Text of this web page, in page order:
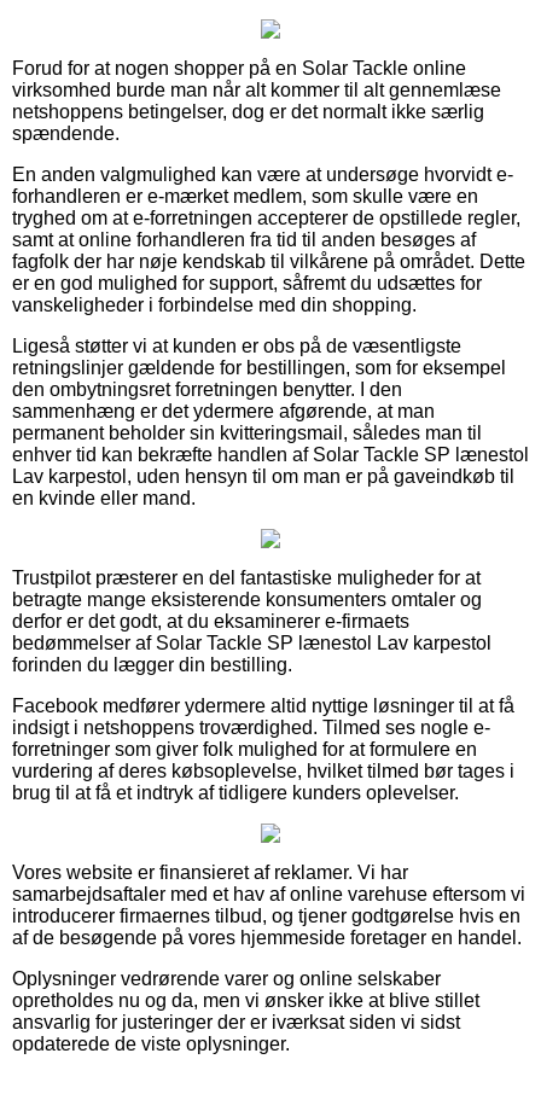
Forud for at nogen shopper på en Solar Tackle online
virksomhed burde man når alt kommer til alt gennemlæse
netshoppens betingelser, dog er det normalt ikke særlig
spændende.
En anden valgmulighed kan være at undersøge hvorvidt e-
forhandleren er e-mærket medlem, som skulle være en
tryghed om at e-forretningen accepterer de opstillede regler,
samt at online forhandleren fra tid til anden besøges af
fagfolk der har nøje kendskab til vilkårene på området. Dette
er en god mulighed for support, såfremt du udsættes for
vanskeligheder i forbindelse med din shopping.
Ligeså støtter vi at kunden er obs på de væsentligste
retningslinjer gældende for bestillingen, som for eksempel
den ombytningsret forretningen benytter. I den
sammenhæng er det ydermere afgørende, at man
permanent beholder sin kvitteringsmail, således man til
enhver tid kan bekræfte handlen af Solar Tackle SP lænestol
Lav karpestol, uden hensyn til om man er på gaveindkøb til
en kvinde eller mand.
Trustpilot præsterer en del fantastiske muligheder for at
betragte mange eksisterende konsumenters omtaler og
derfor er det godt, at du eksaminerer e-firmaets
bedømmelser af Solar Tackle SP lænestol Lav karpestol
forinden du lægger din bestilling.
Facebook medfører ydermere altid nyttige løsninger til at få
indsigt i netshoppens troværdighed. Tilmed ses nogle e-
forretninger som giver folk mulighed for at formulere en
vurdering af deres købsoplevelse, hvilket tilmed bør tages i
brug til at få et indtryk af tidligere kunders oplevelser.
Vores website er finansieret af reklamer. Vi har
samarbejdsaftaler med et hav af online varehuse eftersom vi
introducerer firmaernes tilbud, og tjener godtgørelse hvis en
af de besøgende på vores hjemmeside foretager en handel.
Oplysninger vedrørende varer og online selskaber
opretholdes nu og da, men vi ønsker ikke at blive stillet
ansvarlig for justeringer der er iværksat siden vi sidst
opdaterede de viste oplysninger.